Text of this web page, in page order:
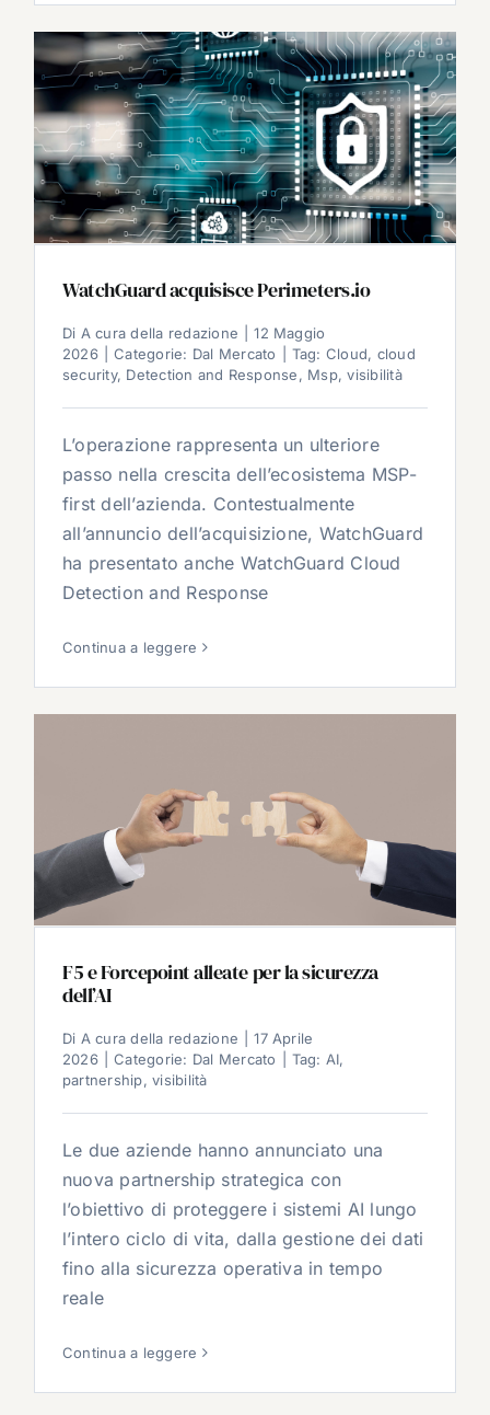
WatchGuard acquisisce Perimeters.io
Di A cura della redazione
12 Maggio
2026
Categorie: Dal Mercato Tag: Cloud, cloud
security, Detection and Response, Msp,visibilità
L’operazione rappresenta un ulteriore
passo nella crescita dell’ecosistema MSP-
first dell’azienda. Contestualmente
all’annuncio dell’acquisizione, WatchGuard
ha presentato anche WatchGuard Cloud
Detection and Response
Continua a leggere
F5 e Forcepoint alleate per la sicurezza
dell’AI
Di A cura della redazione
17 Aprile
2026
Categorie: Dal Mercato Tag: AI,
partnership,visibilità
Le due aziende hanno annunciato una
nuova partnership strategica con
l’obiettivo di proteggere i sistemi AI lungo
l’intero ciclo di vita, dalla gestione dei dati
fino alla sicurezza operativa in tempo
reale
Continua a leggere